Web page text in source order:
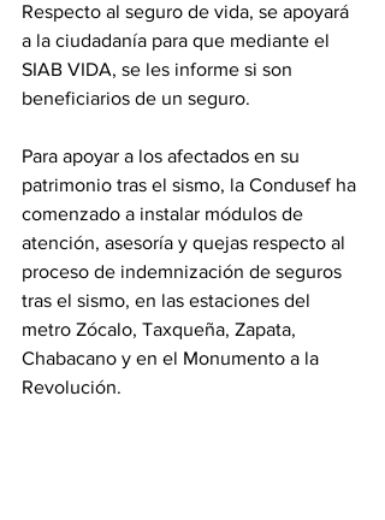
Respecto al seguro de vida, se apoyará
a la ciudadanía para que mediante el
SIAB VIDA, se les informe si son
beneficiarios de un seguro.
Para apoyar a los afectados en su
patrimonio tras el sismo, la Condusef ha
comenzado a instalar módulos de
atención, asesoría y quejas respecto al
proceso de indemnización de seguros
tras el sismo, en las estaciones del
metro Zócalo, Taxqueña, Zapata,
Chabacano y en el Monumento a la
Revolución.